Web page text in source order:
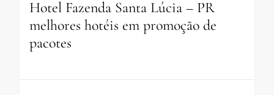
Hotel Fazenda Santa Lúcia – PR
melhores hotéis em promoção de
pacotes